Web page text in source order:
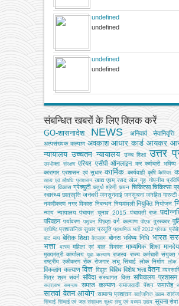
undefined
undefined
undefined
undefined
संबन्धित खबरों के लिए क्लिक करें
GO-शासनादेश NEWS अनिवार्य सेवानिवृत्ति
अल्‍पसंख्‍यक कल्‍याण अवकाश आधार कार्ड आयकर
न्यायालय उच्चतम न्यायालय उच्‍च शिक्षा उत्तर
उपभोक्‍ता संरक्षण एरियर एसीपी ऑनलाइन कर कर्मचारी
कारागार प्रशासन एवं सुधार कार्मिक कार्यवाही कृषि कैरियर
खाद्य एवं औषधि प्रशासन खाद्य एवम् रसद खेल गृह गोपनीय
ग्राम्य विकास ग्रेच्युटी चतुर्थ श्रेणी चयन चिकित्सा चिकित्सा
स्वास्थ्य छात्रवृत्ति जनवरी जनसुनवाई जनसूचना जनहित गारण्टी
नकदीकरण नगर विकास निबन्‍धन नियमावली नियुक्ति नियोजन
न्याय न्यायालय पंचायत चुनाव 2015 पंचायती राज
परिवहन पर्यावरण पशुधन पिछड़ा वर्ग कल्‍याण पीएफ पुरस्कार
प्रविष्टि प्रशासनिक सुधार प्रसूति प्राथमिक भर्ती 2012 प्रेरक
बाट माप बेसिक शिक्षा बैकलाग बोनस भविष्य निधि भारत
भत्ता
मत्‍स्‍य महिला एवं बाल विकास माध्यमिक शिक्षा मानदेय
मुख्‍यमंत्री कार्यालय युवा कल्याण राजस्व राज्य कर्मचारी संयुक्त
राष्ट्रीय एकीकरण रोक रोजगार लघु सिंचाई लोक निर्माण लोक
विकलांग कल्याण वित्त विद्युत विविध विशेष भत्ता वेतन
मित्र श्रम संवर्ग संविदा संस्‍थागत वित्‍त सचिवालय प्रशासन
सत्रलाभ
समन्वय समाज कल्याण समाजवादी पेंशन समारोह
सातवां वेतन आयोग सामान्य प्रशासन सार्वजनिक उद्यम
सिंचाई सिंचाई एवं जल संसाधन सूक्ष्म लघु एवं मध्यम उद्यम सूचना सेवा